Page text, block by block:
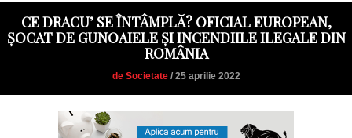
CE DRACU’ SE ÎNTÂMPLĂ? OFICIAL EUROPEAN,
ȘOCAT DE GUNOAIELE ȘI INCENDIILE ILEGALE DIN
ROMÂNIA
de Societate/ 25 aprilie 2022